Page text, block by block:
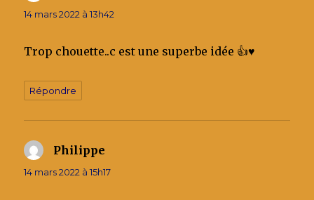
14 mars 2022 à 13h42
Trop chouette..c est une superbe idée 👍♥️
Répondre
Philippe
14 mars 2022 à 15h17